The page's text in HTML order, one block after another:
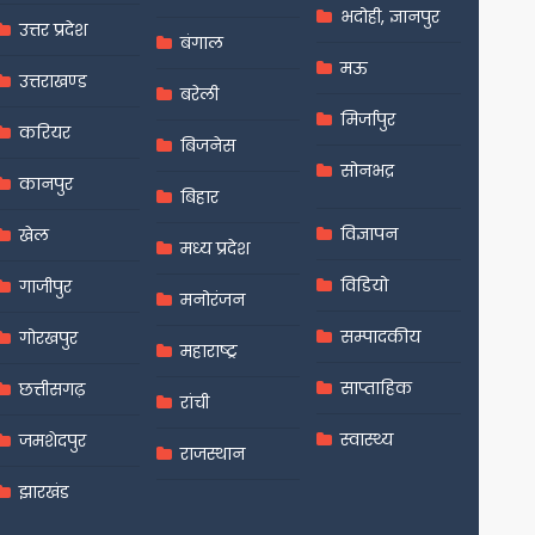
उत्तर प्रदेश
उत्तराखण्ड
करियर
कानपुर
खेल
गाजीपुर
गोरखपुर
छत्तीसगढ़
जमशेदपुर
झारखंड
बंगाल
बरेली
बिजनेस
बिहार
मध्य प्रदेश
मनोरंजन
महाराष्ट्र
रांची
राजस्थान
भदोही, ज्ञानपुर
मऊ
मिर्जापुर
सोनभद्र
विज्ञापन
विडियो
सम्पादकीय
साप्ताहिक
स्वास्थ्य